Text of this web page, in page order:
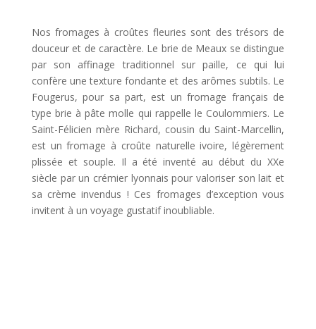
Nos fromages à croûtes fleuries sont des trésors de
douceur et de caractère. Le brie de Meaux se distingue
par son affinage traditionnel sur paille, ce qui lui
confère une texture fondante et des arômes subtils. Le
Fougerus, pour sa part, est un fromage français de
type brie à pâte molle qui rappelle le Coulommiers. Le
Saint-Félicien mère Richard, cousin du Saint-Marcellin,
est un fromage à croûte naturelle ivoire, légèrement
plissée et souple. Il a été inventé au début du XXe
siècle par un crémier lyonnais pour valoriser son lait et
sa crème invendus ! Ces fromages d’exception vous
invitent à un voyage gustatif inoubliable.